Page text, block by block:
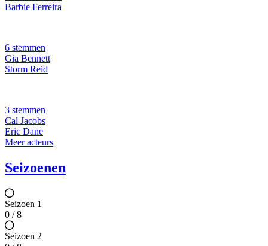
Barbie Ferreira
6 stemmen
Gia Bennett
Storm Reid
3 stemmen
Cal Jacobs
Eric Dane
Meer acteurs
Seizoenen
Seizoen 1
0 / 8
Seizoen 2